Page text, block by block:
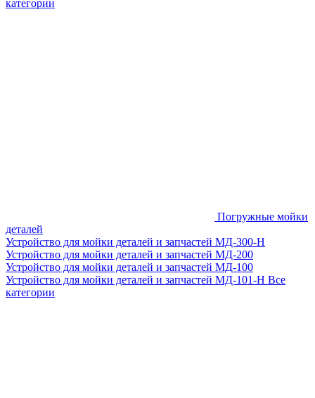
категории
Погружные мойки
деталей
Устройство для мойки деталей и запчастей МД-300-H
Устройство для мойки деталей и запчастей МД-200
Устройство для мойки деталей и запчастей МД-100
Устройство для мойки деталей и запчастей МД-101-Н Все
категории